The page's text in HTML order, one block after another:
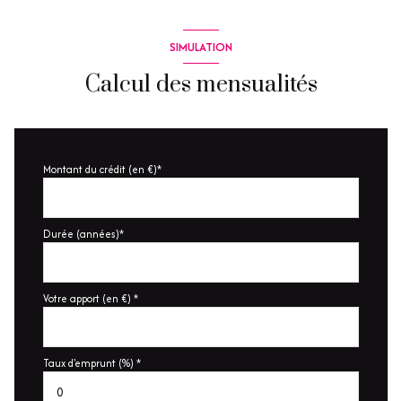
SIMULATION
Calcul des mensualités
Montant du crédit (en €)*
Durée (années)*
Votre apport (en €) *
Taux d'emprunt (%) *